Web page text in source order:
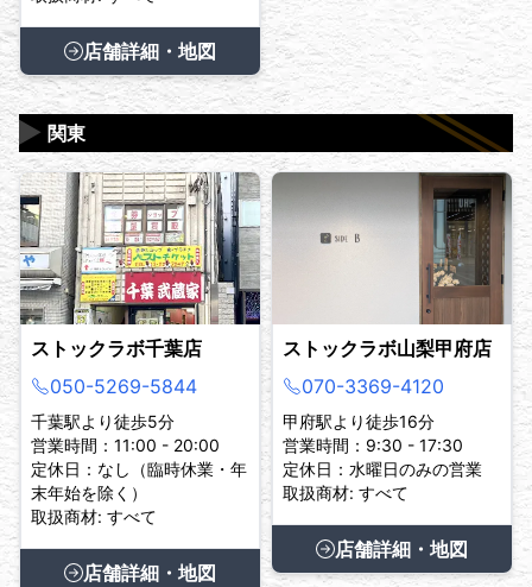
店舗詳細・地図
関東
▶
ストックラボ千葉店
050-5269-5844
千葉駅より徒歩5分
営業時間：11:00 - 20:00
定休日：なし（臨時休業・年
末年始を除く）
取扱商材: すべて
店舗詳細・地図
ストックラボ山梨甲府店
070-3369-4120
甲府駅より徒歩16分
営業時間：9:30 - 17:30
定休日：水曜日のみの営業
取扱商材: すべて
店舗詳細・地図